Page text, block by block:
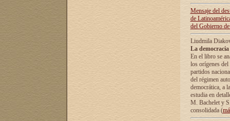
Mensaje del
de
del Gobierno
Liudmila
La
En el libro se
los orígenes
partidos
del régimen
democrática, а
estudia en
М. Bachelet у
consolidada (